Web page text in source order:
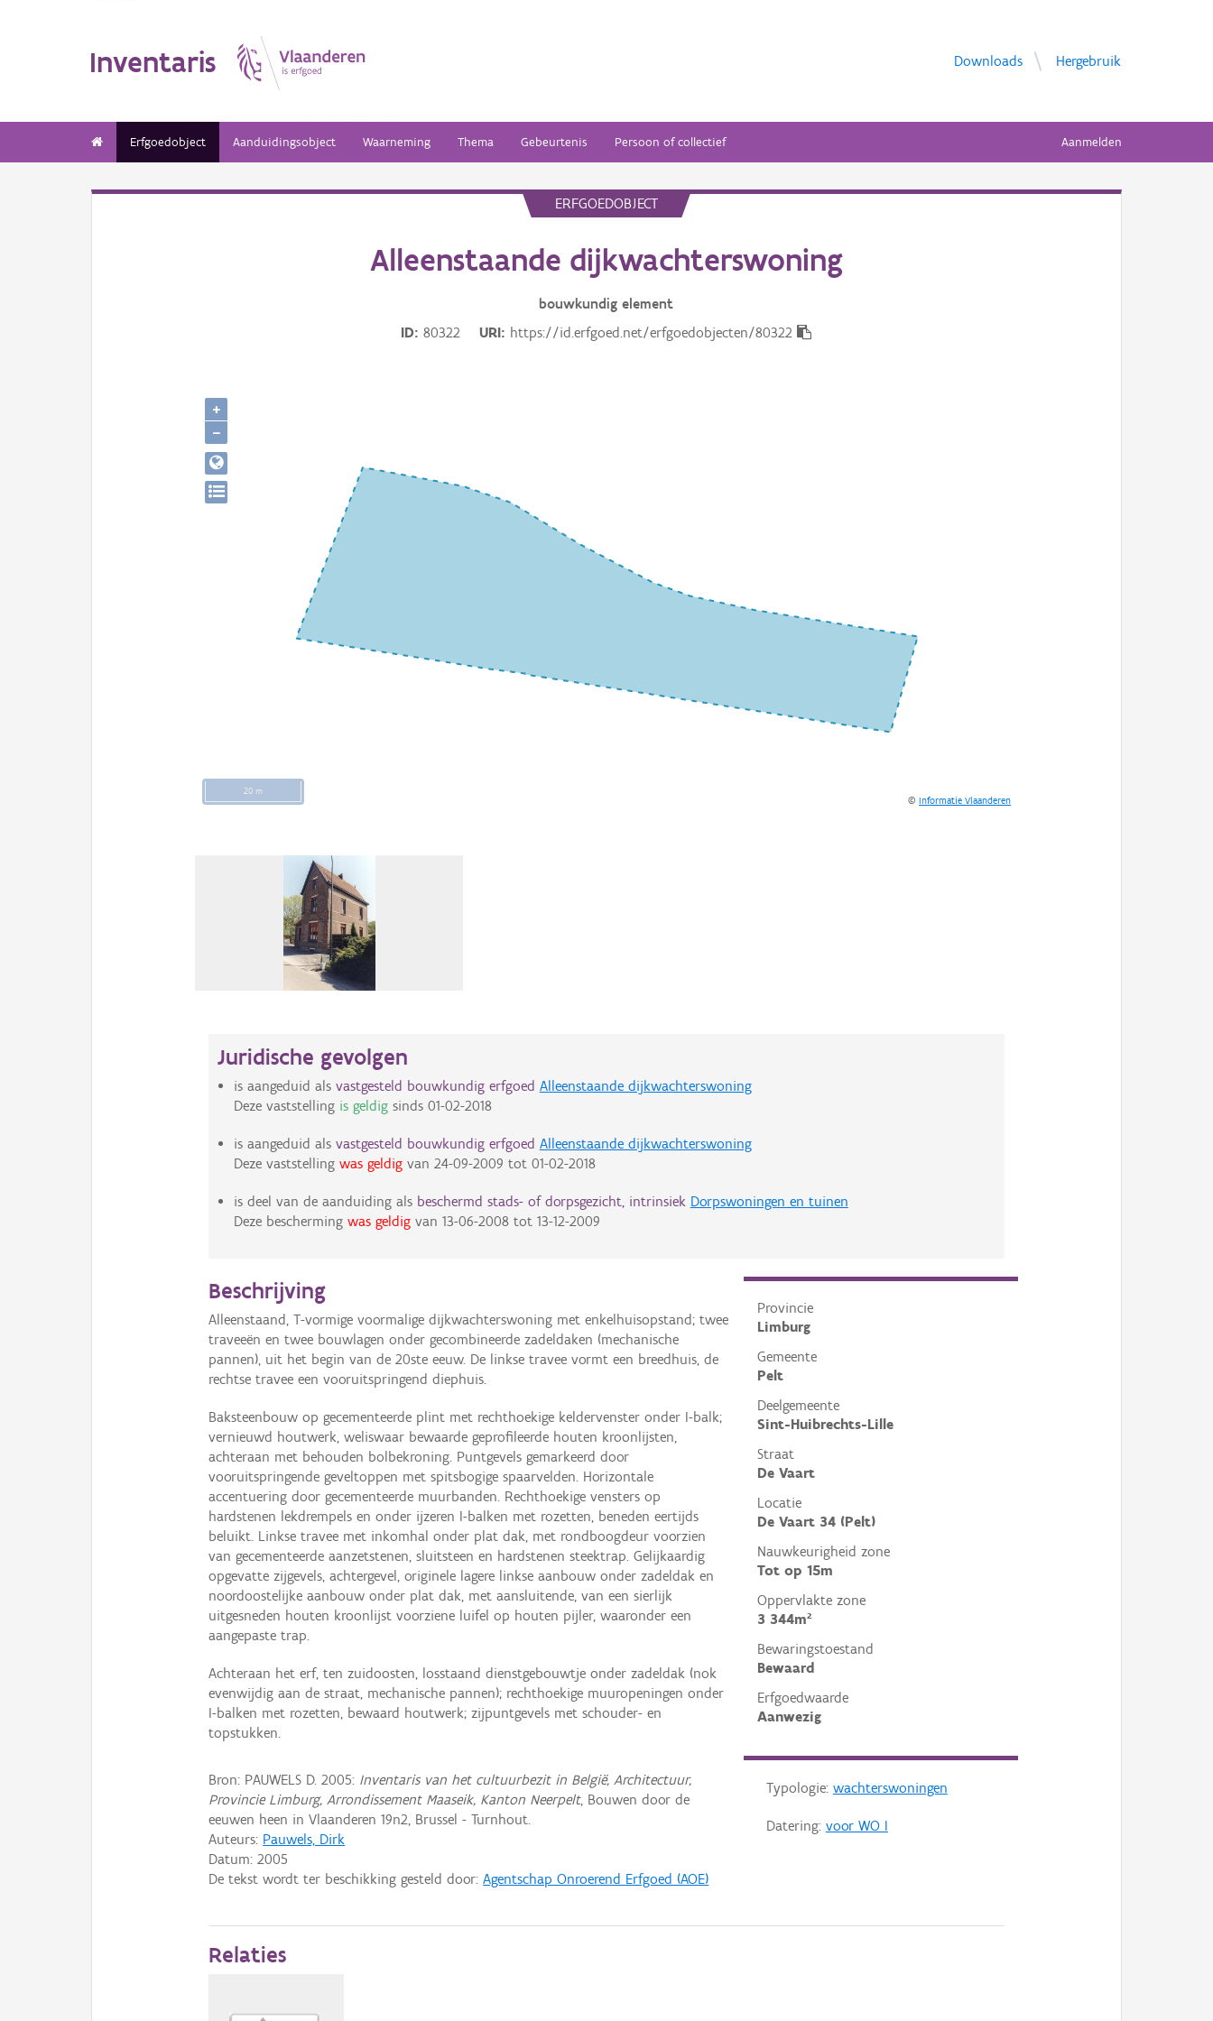
Inventaris Downloads Hergebruik
Erfgoedobject Aanduidingsobject Waarneming Thema Gebeurtenis Persoon of collectief Aanmelden
ERFGOEDOBJECT
Alleenstaande dijkwachterswoning
bouwkundig element
ID
80322 URI https://id.erfgoed.net/erfgoedobjecten/80322
20 m
©Informatie Vlaanderen
+
−
Juridische gevolgen
is aangeduid als vastgesteld bouwkundig erfgoed Alleenstaande dijkwachterswoning
Deze vaststelling is geldigsinds 01-02-2018
is aangeduid als vastgesteld bouwkundig erfgoed Alleenstaande dijkwachterswoning
Deze vaststelling was geldigvan 24-09-2009 tot 01-02-2018
is deel van de aanduiding als beschermd stads- of dorpsgezicht, intrinsiek Dorpswoningen en tuinen
Deze bescherming was geldigvan 13-06-2008tot 13-12-2009
Provincie
Limburg
Gemeente
Pelt
Deelgemeente
Sint-Huibrechts-Lille
Straat
De Vaart
Locatie
De Vaart 34 (Pelt)
Nauwkeurigheid zone
Tot op 15m
Oppervlakte zone
3 344m²
Bewaringstoestand
Bewaard
Erfgoedwaarde
Aanwezig
Typologie: wachterswoningen
Datering: voor WO I
Beschrijving
Alleenstaand, T-vormige voormalige dijkwachterswoning met enkelhuisopstand; twee
traveeën en twee bouwlagen onder gecombineerde zadeldaken (mechanische
pannen), uit het begin van de 20ste eeuw. De linkse travee vormt een breedhuis, de
rechtse travee een vooruitspringend diephuis.
Baksteenbouw op gecementeerde plint met rechthoekige keldervenster onder I-balk;
vernieuwd houtwerk, weliswaar bewaarde geprofileerde houten kroonlijsten,
achteraan met behouden bolbekroning. Puntgevels gemarkeerd door
vooruitspringende geveltoppen met spitsbogige spaarvelden. Horizontale
accentuering door gecementeerde muurbanden. Rechthoekige vensters op
hardstenen lekdrempels en onder ijzeren I-balken met rozetten, beneden eertijds
beluikt. Linkse travee met inkomhal onder plat dak, met rondboogdeur voorzien
van gecementeerde aanzetstenen, sluitsteen en hardstenen steektrap. Gelijkaardig
opgevatte zijgevels, achtergevel, originele lagere linkse aanbouw onder zadeldak en
noordoostelijke aanbouw onder plat dak, met aansluitende, van een sierlijk
uitgesneden houten kroonlijst voorziene luifel op houten pijler, waaronder een
aangepaste trap.
Achteraan het erf, ten zuidoosten, losstaand dienstgebouwtje onder zadeldak (nok
evenwijdig aan de straat, mechanische pannen); rechthoekige muuropeningen onder
I-balken met rozetten, bewaard houtwerk; zijpuntgevels met schouder- en
topstukken.
Bron: PAUWELS D. 2005: Inventaris van het cultuurbezit in België, Architectuur,
Provincie Limburg, Arrondissement Maaseik, Kanton Neerpelt, Bouwen door de
eeuwen heen in Vlaanderen 19n2, Brussel - Turnhout.
Auteurs: Pauwels, Dirk
Datum:2005
De tekst wordt ter beschikking gesteld door:Agentschap Onroerend Erfgoed (AOE)
Relaties